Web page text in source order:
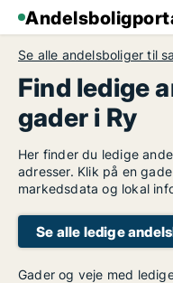
Se alle andelsboliger til
Find ledige
gader i Ry
Her finder du ledige
adresser. Klik på en
markedsdata og lokal
Se alle ledige
Gader og veje med